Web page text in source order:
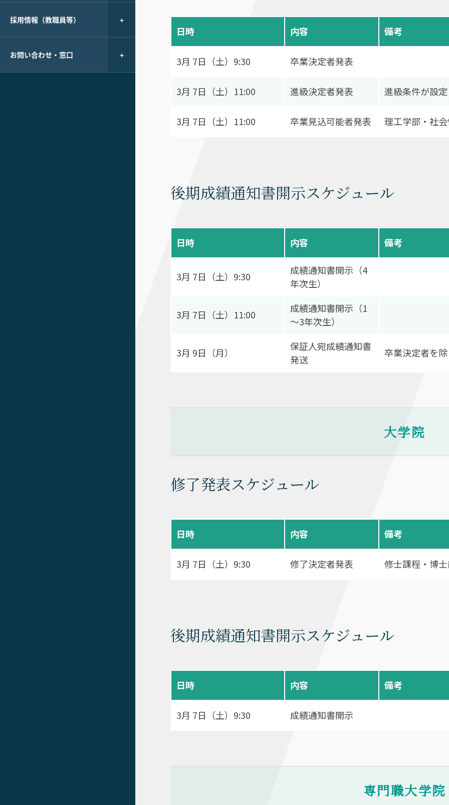
採用情報（教職員等）
お問い合わせ・窓口
日時 内容 備考
3月 7日（土）9:30 卒業決定者発表
3月 7日（土）11:00 進級決定者発表 進級条件が設
3月 7日（土）11:00 卒業見込可能者発表 理工学部・社
後期成績通知書開示スケジュール
日時 内容 備考
3月 7日（土）9:30
成績通知書開示（4
年次生）
3月 7日（土）11:00
成績通知書開示（1
～3年次生）
3月 9日（月）
保証人宛成績通知書
発送
卒業決定者を
大学院
修了発表スケジュール
日時 内容 備考
3月 7日（土）9:30 修了決定者発表 修士課程・博
後期成績通知書開示スケジュール
日時 内容 備考
3月 7日（土）9:30 成績通知書開示
専門職大学院